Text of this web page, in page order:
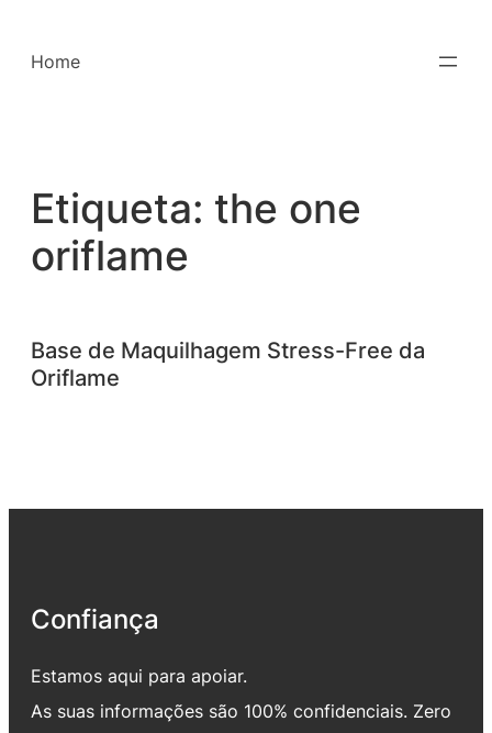
para
Home
Etiqueta: the one
oriflame
Base de Maquilhagem Stress-Free da
Oriflame
Confiança
Estamos aqui para apoiar.
As suas informações são 100% confidenciais. Zero